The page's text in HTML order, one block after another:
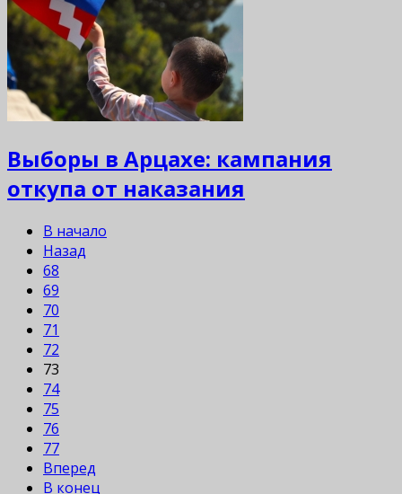
Выборы в Арцахе: кампания
откупа от наказания
В начало
Назад
68
69
70
71
72
73
74
75
76
77
Вперед
В конец